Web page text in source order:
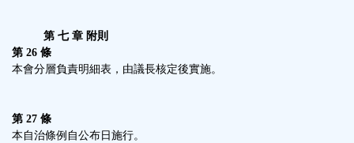
第 七 章 附則
第 26 條
本會分層負責明細表，由議長核定後實施。
第 27 條
本自治條例自公布日施行。